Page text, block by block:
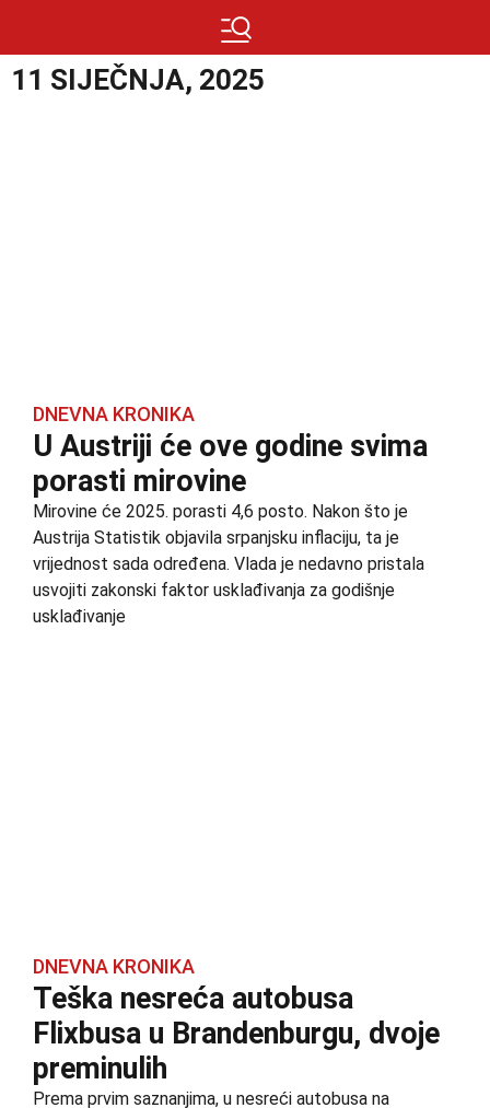
11 SIJEČNJA, 2025
DNEVNA KRONIKA
U Austriji će ove godine svima
porasti mirovine
Mirovine će 2025. porasti 4,6 posto. Nakon što je
Austrija Statistik objavila srpanjsku inflaciju, ta je
vrijednost sada određena. Vlada je nedavno pristala
usvojiti zakonski faktor usklađivanja za godišnje
usklađivanje
DNEVNA KRONIKA
Teška nesreća autobusa
Flixbusa u Brandenburgu, dvoje
preminulih
Prema prvim saznanjima, u nesreći autobusa na